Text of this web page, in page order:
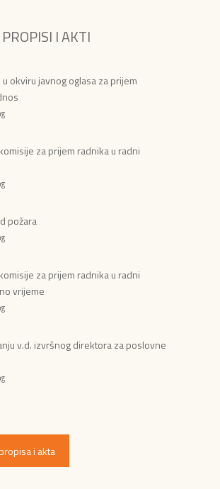
PROPISI I AKTI
okviru javnog oglasa za prijem
za prijem radnika u radni
požara
za prijem radnika u radni
vrijeme
v.d. izvršnog direktora za poslovne
i akta